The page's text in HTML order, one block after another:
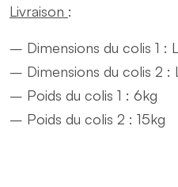
Livraison :
– Dimensions du colis 1 :
– Dimensions du colis 2 :
– Poids du colis 1 : 6kg
– Poids du colis 2 : 15kg